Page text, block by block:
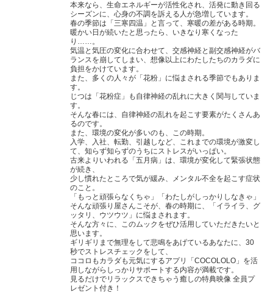
本来なら、生命エネルギーが活性化され、活発に動き回る
シーズンに、心身の不調を訴える人が急増しています。
春の季節は「三寒四温」と言って、寒暖の差がある時期。
暖かい日が続いたと思ったら、いきなり寒くなった
り……。
気温と気圧の変化に合わせて、交感神経と副交感神経がバ
ランスを崩してしまい、想像以上にわたしたちのカラダに
負担をかけています。
また、多くの人々が「花粉」に悩まされる季節でもありま
す。
じつは「花粉症」も自律神経の乱れに大きく関与していま
す。
そんな春には、自律神経の乱れを起こす要素がたくさんあ
るのです。
また、環境の変化が多いのも、この時期。
入学、入社、転勤、引越しなど、これまでの環境が激変し
て、知らず知らずのうちにストレスがいっぱい。
古来よりいわれる「五月病」は、環境が変化して緊張状態
が続き、
少し慣れたところで気が緩み、メンタル不全を起こす症状
のこと。
「もっと頑張らなくちゃ」「わたしがしっかりしなきゃ」
そんな頑張り屋さんこそが、春の時期に、「イライラ、グ
ッタリ、ウツウツ」に悩まされます。
そんな方々に、このムックをぜひ活用していただきたいと
思います。
ギリギリまで無理をして悲鳴をあげているあなたに、30
秒でストレスチェックをして、
ココロもカラダも元気にするアプリ「COCOLOLO」を活
用しながらしっかりサポートする内容が満載です。
見るだけでリラックスできちゃう癒しの特典映像 全員プ
レゼント付き！